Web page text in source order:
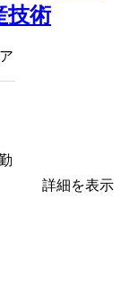
技術
詳細を表示